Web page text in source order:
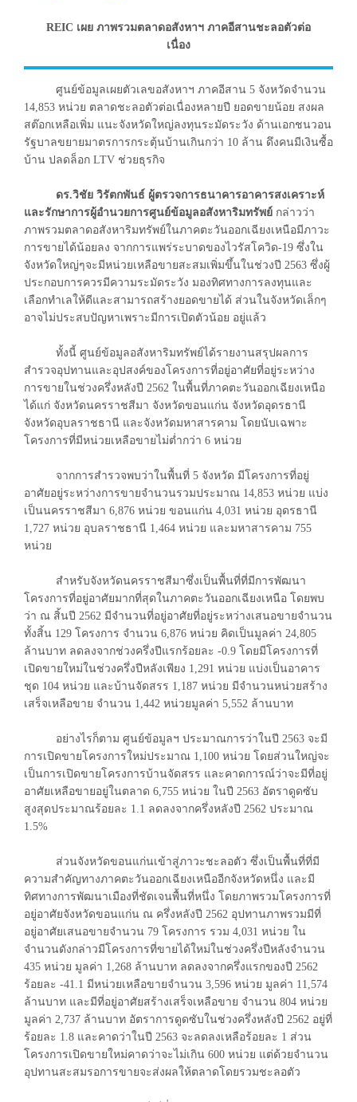
REIC เผย ภาพรวมตลาดอสังหาฯ ภาคอีสานชะลอตัวต่อ
เนื่อง
ศูนย์ข้อมูลเผยตัวเลขอสังหาฯ ภาคอีสาน 5 จังหวัดจำนวน
14,853 หน่วย ตลาดชะลอตัวต่อเนื่องหลายปี ยอดขายน้อย สงผล
สต๊อกเหลือเพิ่ม แนะจังหวัดใหญ่ลงทุนระมัดระวัง ด้านเอกชนวอน
รัฐบาลขยายมาตรการกระตุ้นบ้านเกินกว่า 10 ล้าน ดึงคนมีเงินซื้อ
บ้าน ปลดล็อก LTV ช่วยธุรกิจ
ดร.วิชัย วิรัตกพันธ์ ผู้ตรวจการธนาคารอาคารสงเคราะห์
และรักษาการผู้อำนวยการศูนย์ข้อมูลอสังหาริมทรัพย์ กล่าวว่า
ภาพรวมตลาดอสังหาริมทรัพย์ในภาคตะวันออกเฉียงเหนือมีภาวะ
การขายได้น้อยลง จากการแพร่ระบาดของไวรัสโควิด-19 ซึ่งใน
จังหวัดใหญ่ๆจะมีหน่วยเหลือขายสะสมเพิ่มขึ้นในช่วงปี 2563 ซึ่งผู้
ประกอบการควรมีความระมัดระวัง มองทิศทางการลงทุนและ
เลือกทำเลให้ดีและสามารถสร้างยอดขายได้ ส่วนในจังหวัดเล็กๆ
อาจไม่ประสบปัญหาเพราะมีการเปิดตัวน้อย อยู่แล้ว
ทั้งนี้ ศูนย์ข้อมูลอสังหาริมทรัพย์ได้รายงานสรุปผลการ
สำรวจอุปทานและอุปสงค์ของโครงการที่อยู่อาศัยที่อยู่ระหว่าง
การขายในช่วงครึ่งหลังปี 2562 ในพื้นที่ภาคตะวันออกเฉียงเหนือ
ได้แก่ จังหวัดนครราชสีมา จังหวัดขอนแก่น จังหวัดอุดรธานี
จังหวัดอุบลราชธานี และจังหวัดมหาสารคาม โดยนับเฉพาะ
โครงการที่มีหน่วยเหลือขายไม่ต่ำกว่า 6 หน่วย
จากการสำรวจพบว่าในพื้นที่ 5 จังหวัด มีโครงการที่อยู่
อาศัยอยู่ระหว่างการขายจำนวนรวมประมาณ 14,853 หน่วย แบ่ง
เป็นนครราชสีมา 6,876 หน่วย ขอนแก่น 4,031 หน่วย อุดรธานี
1,727 หน่วย อุบลราชธานี 1,464 หน่วย และมหาสารคาม 755
หน่วย
สำหรับจังหวัดนครราชสีมาซึ่งเป็นพื้นที่ที่มีการพัฒนา
โครงการที่อยู่อาศัยมากที่สุดในภาคตะวันออกเฉียงเหนือ โดยพบ
ว่า ณ สิ้นปี 2562 มีจำนวนที่อยู่อาศัยที่อยู่ระหว่างเสนอขายจำนวน
ทั้งสิ้น 129 โครงการ จำนวน 6,876 หน่วย คิดเป็นมูลค่า 24,805
ล้านบาท ลดลงจากช่วงครึ่งปีแรกร้อยละ -0.9 โดยมีโครงการที่
เปิดขายใหม่ในช่วงครึ่งปีหลังเพียง 1,291 หน่วย แบ่งเป็นอาคาร
ชุด 104 หน่วย และบ้านจัดสรร 1,187 หน่วย มีจำนวนหน่วยสร้าง
เสร็จเหลือขาย จำนวน 1,442 หน่วยมูลค่า 5,552 ล้านบาท
อย่างไรก็ตาม ศูนย์ข้อมูลฯ ประมาณการว่าในปี 2563 จะมี
การเปิดขายโครงการใหม่ประมาณ 1,100 หน่วย โดยส่วนใหญ่จะ
เป็นการเปิดขายโครงการบ้านจัดสรร และคาดการณ์ว่าจะมีที่อยู่
อาศัยเหลือขายอยู่ในตลาด 6,755 หน่วย ในปี 2563 อัตราดูดซับ
สูงสุดประมาณร้อยละ 1.1 ลดลงจากครึ่งหลังปี 2562 ประมาณ
1.5%
ส่วนจังหวัดขอนแก่นเข้าสู่ภาวะชะลอตัว ซึ่งเป็นพื้นที่ที่มี
ความสำคัญทางภาคตะวันออกเฉียงเหนืออีกจังหวัดหนึ่ง และมี
ทิศทางการพัฒนาเมืองที่ชัดเจนพื้นที่หนึ่ง โดยภาพรวมโครงการที่
อยู่อาศัยจังหวัดขอนแก่น ณ ครึ่งหลังปี 2562 อุปทานภาพรวมมีที่
อยู่อาศัยเสนอขายจำนวน 79 โครงการ รวม 4,031 หน่วย ใน
จำนวนดังกล่าวมีโครงการที่ขายได้ใหม่ในช่วงครึ่งปีหลังจำนวน
435 หน่วย มูลค่า 1,268 ล้านบาท ลดลงจากครึ่งแรกของปี 2562
ร้อยละ -41.1 มีหน่วยเหลือขายจำนวน 3,596 หน่วย มูลค่า 11,574
ล้านบาท และมีที่อยู่อาศัยสร้างเสร็จเหลือขาย จำนวน 804 หน่วย
มูลค่า 2,737 ล้านบาท อัตราการดูดซับในช่วงครึ่งหลังปี 2562 อยู่ที่
ร้อยละ 1.8 และคาดว่าในปี 2563 จะลดลงเหลือร้อยละ 1 ส่วน
โครงการเปิดขายใหม่คาดว่าจะไม่เกิน 600 หน่วย แต่ด้วยจำนวน
อุปทานสะสมรอการขายจะส่งผลให้ตลาดโดยรวมชะลอตัว